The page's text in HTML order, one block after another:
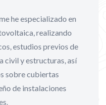
he especializado en
realizando
estudios previos de
civil y estructuras, así
sobre cubiertas
de instalaciones